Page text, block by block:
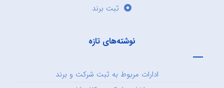
ثبت برند
نوشته‌های تازه
ادارات مربوط به ثبت شرکت و برند